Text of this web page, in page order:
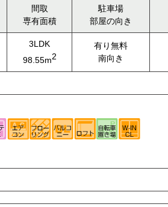
間取
専有面積
駐車場
部屋の向き
3LDK
98.55m2
有り無料
南向き